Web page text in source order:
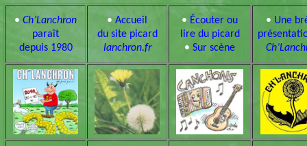
• Ch’Lanchron
paraît
depuis 1980
• Accueil
du site picard
lanchron.fr
• Écouter ou
lire du picard
• Sur scène
• Une